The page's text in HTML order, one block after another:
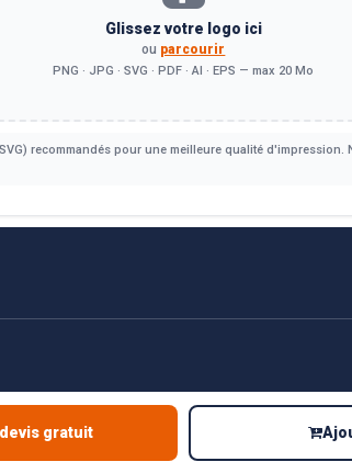
Glissez votre logo ici
ou parcourir
PNG · JPG · SVG · PDF · AI · EPS — max 20 Mo
recommandés pour une meilleure qualité
gratuit